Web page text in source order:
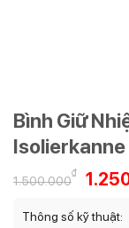
Bình Giữ
1.500.000
₫
Giá
là:
Thông số kỹ thuật: